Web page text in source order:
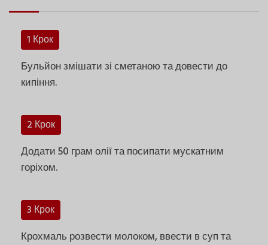
1 Крок
Бульйон змішати зі сметаною та довести до
кипіння.
2 Крок
Додати 50 грам олії та посипати мускатним
горіхом.
3 Крок
Крохмаль розвести молоком, ввести в суп та